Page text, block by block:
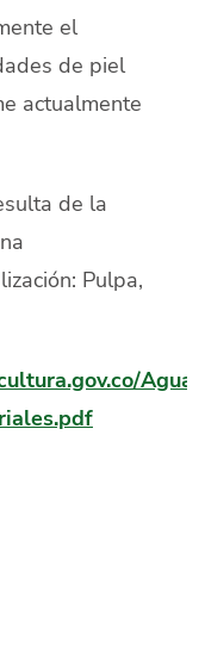
el
de piel
actualmente
de la
Pulpa,